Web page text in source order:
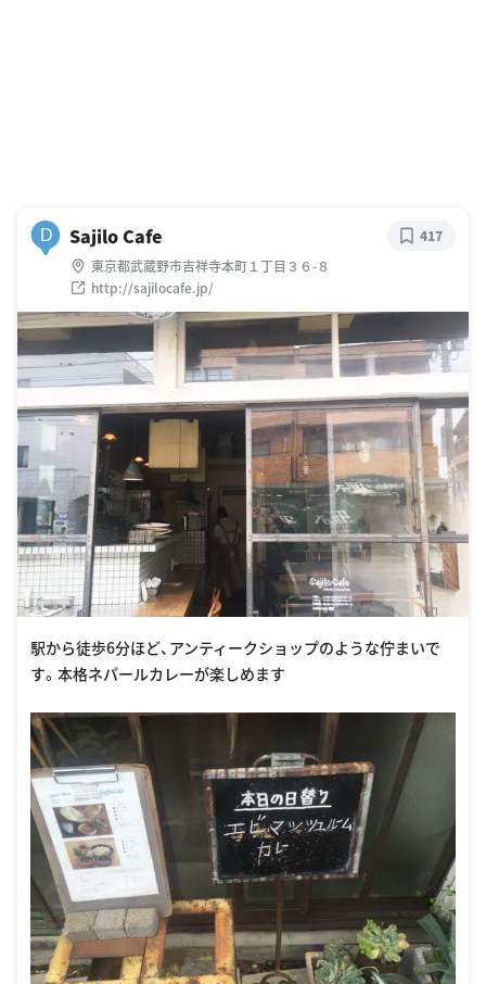
D Sajilo Cafe
東京都武蔵野市吉祥寺本町１丁目３６-８
http://sajilocafe.jp/
417
駅から徒歩6分ほど、アンティークショップのような佇まいで
す。本格ネパールカレーが楽しめます